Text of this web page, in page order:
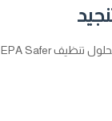
نقوم باستخراج الأوساخ والبقع والمواد المثيرة للحساسية من مواد التنجيد ، وذلك باستخدام محلول تنظيف EPA Safer